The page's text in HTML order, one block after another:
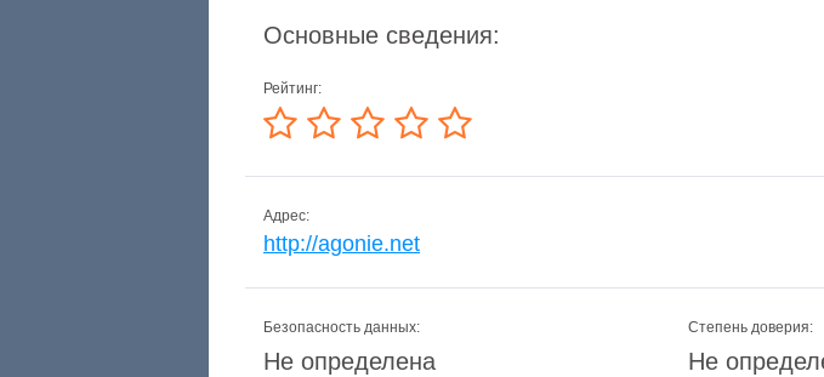
Основные сведения:
Рейтинг:
Адрес:
http://agonie.net
Безопасность данных:
Не определена
Степень доверия:
Не